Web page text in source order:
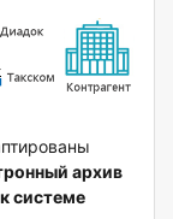
архив
системе